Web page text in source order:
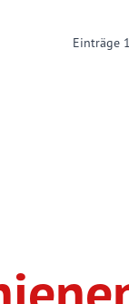
Einträge 1